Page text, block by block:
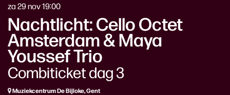
Nachtlicht: Cello Octet
Amsterdam & Maya
Youssef Trio
Combiticket dag 3
za 29 nov19:00
Muziekcentrum De Bijloke, Gent